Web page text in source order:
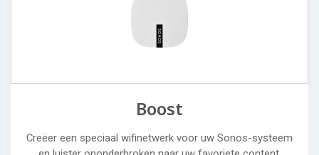
Boost
Creëer een speciaal wifinetwerk voor uw Sonos-systeem